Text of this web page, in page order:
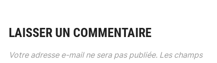
LAISSER UN COMMENTAIRE
Votre adresse e-mail ne sera pas publiée. Les champs